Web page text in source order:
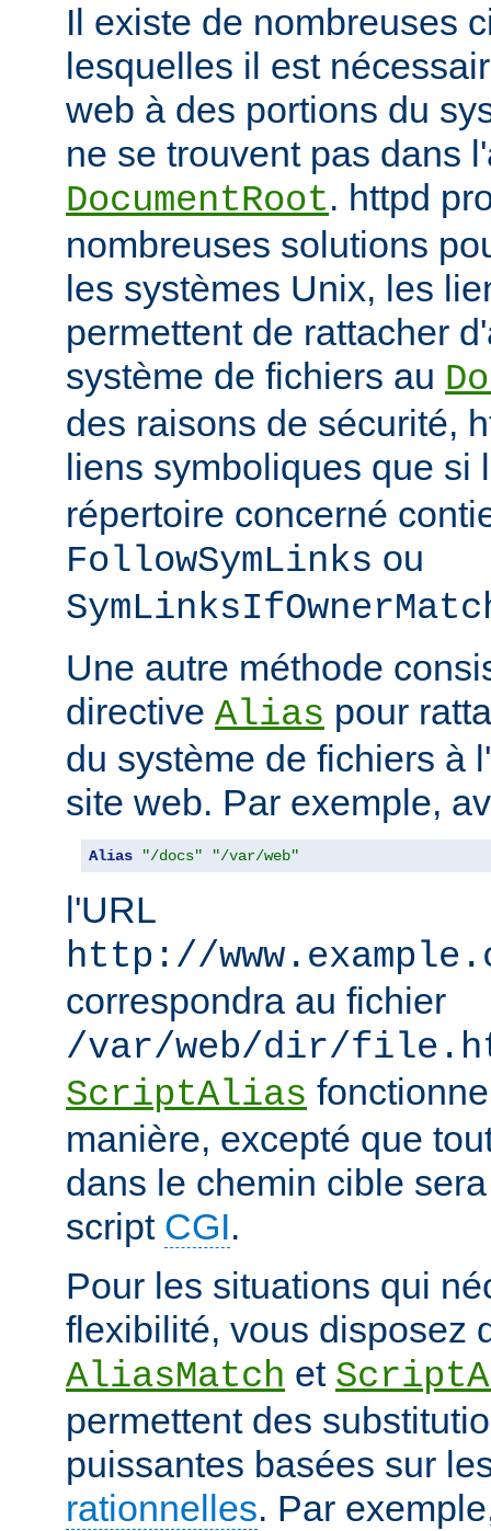
Il existe de nombreuses
lesquelles il est
web à des portions du
ne se trouvent pas dans
DocumentRoot. httpd
nombreuses solutions
les systèmes Unix, les
permettent de rattacher
système de fichiers au
des raisons de sécurité,
liens symboliques que si
répertoire concerné
FollowSymLinks ou
Une autre méthode
directive Alias pour
du système de fichiers à
site web. Par exemple,
Alias "/docs" "/var/web"
l'URL
http://
correspondra au fichier
/var/web/dir/
ScriptAlias
manière, excepté que
dans le chemin cible
script CGI.
Pour les situations qui
flexibilité, vous disposez
AliasMatch et
permettent des
puissantes basées sur
rationnelles. Par